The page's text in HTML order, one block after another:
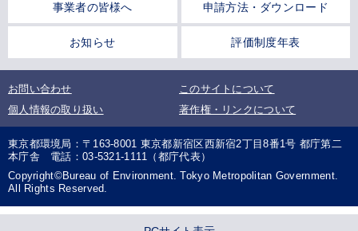
事業者の皆様へ 申請方法・ダウンロード
お知らせ 評価制度年表
お問い合わせ
このサイトについて
個人情報の取り扱い
著作権・リンクについて
東京都環境局：〒163-8001 東京都新宿区西新宿2丁目8番1号 都庁第二
本庁舎 電話：03-5321-1111（都庁代表）
Copyright©Bureau of Environment. Tokyo Metropolitan Government.
All Rights Reserved.